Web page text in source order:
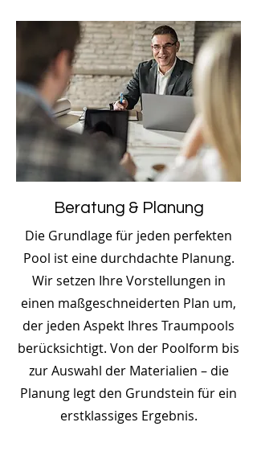
Beratung & Planung
Die Grundlage für jeden perfekten
Pool ist eine durchdachte Planung.
Wir setzen Ihre Vorstellungen in
einen maßgeschneiderten Plan um,
der jeden Aspekt Ihres Traumpools
berücksichtigt. Von der Poolform bis
zur Auswahl der Materialien – die
Planung legt den Grundstein für ein
erstklassiges Ergebnis.